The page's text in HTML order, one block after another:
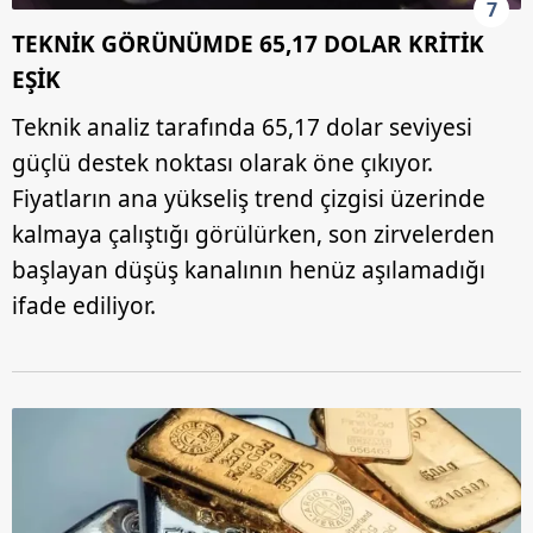
vasıtasıyla belirleyebilirsiniz. Çerezlere ilişkin detaylı bilgi
için Ayarlar butonuna tıklayabilir,Çerez Bilgilendirme
Metnimizi
6698 sayılı Kişisel Verilerin Korunması Kanunu uyarınca
hazırlanmış Aydınlatma Metnimizi okumak ve sitemizde
ilgili mevzuata uygun olarak kullanılan çerezlerle ilgili bilgi
almak için lütfen tıklayınız.
7
TEKNİK GÖRÜNÜMDE 65,17 DOLAR KRİTİK
EŞİK
Teknik analiz tarafında 65,17 dolar seviyesi
güçlü destek noktası olarak öne çıkıyor.
Fiyatların ana yükseliş trend çizgisi üzerinde
kalmaya çalıştığı görülürken, son zirvelerden
başlayan düşüş kanalının henüz aşılamadığı
ifade ediliyor.